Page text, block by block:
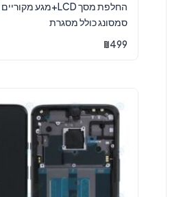
סמסונג כולל מסגרת
₪499